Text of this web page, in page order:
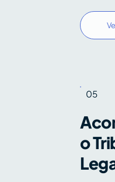
05
o